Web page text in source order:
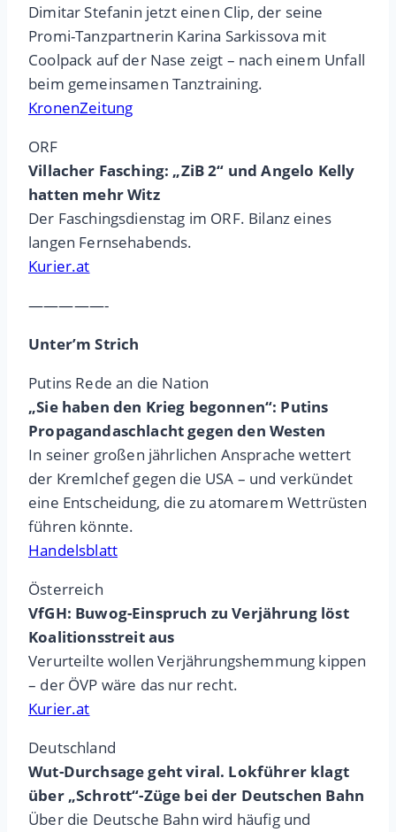
Dimitar Stefanin jetzt einen Clip, der seine
Promi-Tanzpartnerin Karina Sarkissova mit
Coolpack auf der Nase zeigt – nach einem Unfall
beim gemeinsamen Tanztraining.
KronenZeitung
ORF
Villacher Fasching: „ZiB 2“ und Angelo Kelly
hatten mehr Witz
Der Faschingsdienstag im ORF. Bilanz eines
langen Fernsehabends.
Kurier.at
—————-
Unter’m Strich
Putins Rede an die Nation
„Sie haben den Krieg begonnen“: Putins
Propagandaschlacht gegen den Westen
In seiner großen jährlichen Ansprache wettert
der Kremlchef gegen die USA – und verkündet
eine Entscheidung, die zu atomarem Wettrüsten
führen könnte.
Handelsblatt
Österreich
VfGH: Buwog-Einspruch zu Verjährung löst
Koalitionsstreit aus
Verurteilte wollen Verjährungshemmung kippen
– der ÖVP wäre das nur recht.
Kurier.at
Deutschland
Wut-Durchsage geht viral. Lokführer klagt
über „Schrott“-Züge bei der Deutschen Bahn
Über die Deutsche Bahn wird häufig und